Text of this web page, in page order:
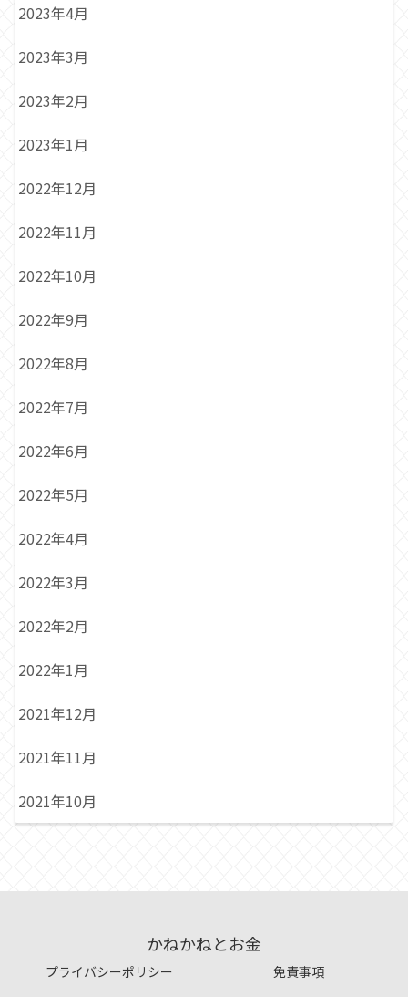
2023年4月
2023年3月
2023年2月
2023年1月
2022年12月
2022年11月
2022年10月
2022年9月
2022年8月
2022年7月
2022年6月
2022年5月
2022年4月
2022年3月
2022年2月
2022年1月
2021年12月
2021年11月
2021年10月
かねかねとお金
プライバシーポリシー
免責事項